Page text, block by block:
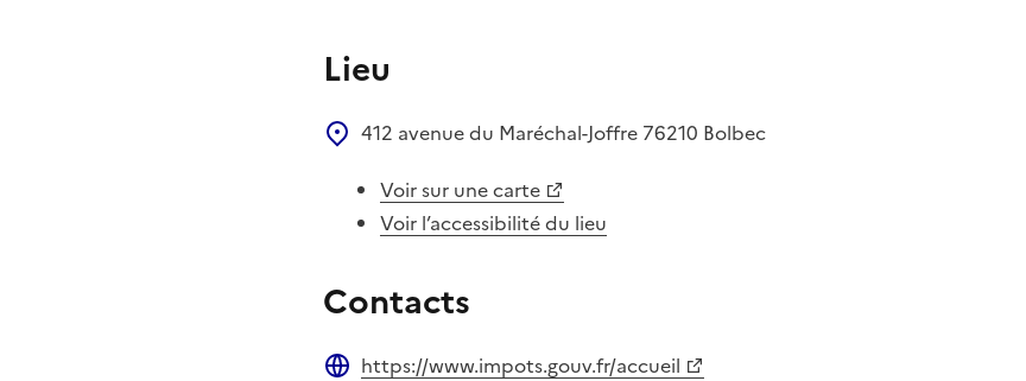
Lieu
412 avenue du Maréchal-Joffre 76210 Bolbec
Voir sur une carte
Voir l’accessibilité du lieu
Contacts
https://www.impots.gouv.fr/accueil